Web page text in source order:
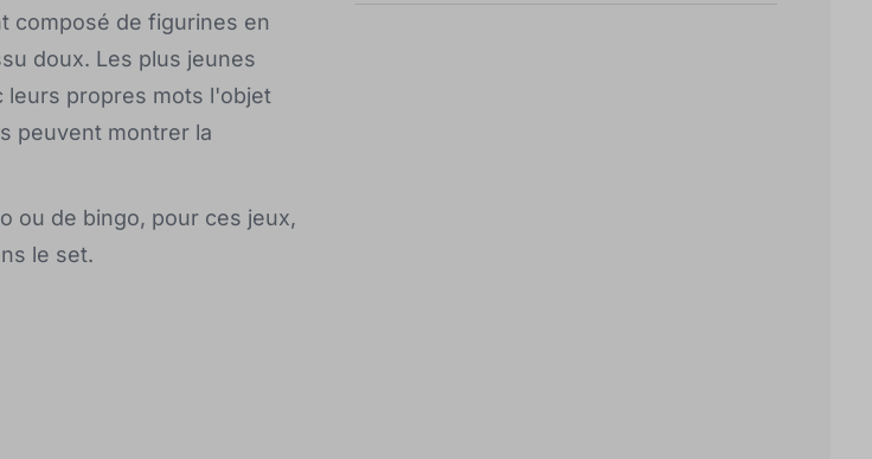
composé de figurines en
doux. Les plus jeunes
leurs propres mots l'objet
peuvent montrer la
ou de bingo, pour ces jeux,
le set.